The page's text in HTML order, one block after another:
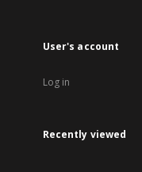
User's account
Log in
Recently viewed